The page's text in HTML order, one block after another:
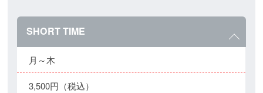
SHORT TIME
月～木
3,500円（税込）